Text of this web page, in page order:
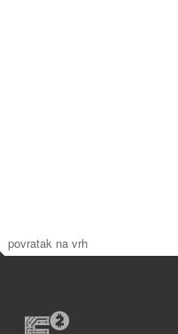
povratak na vrh